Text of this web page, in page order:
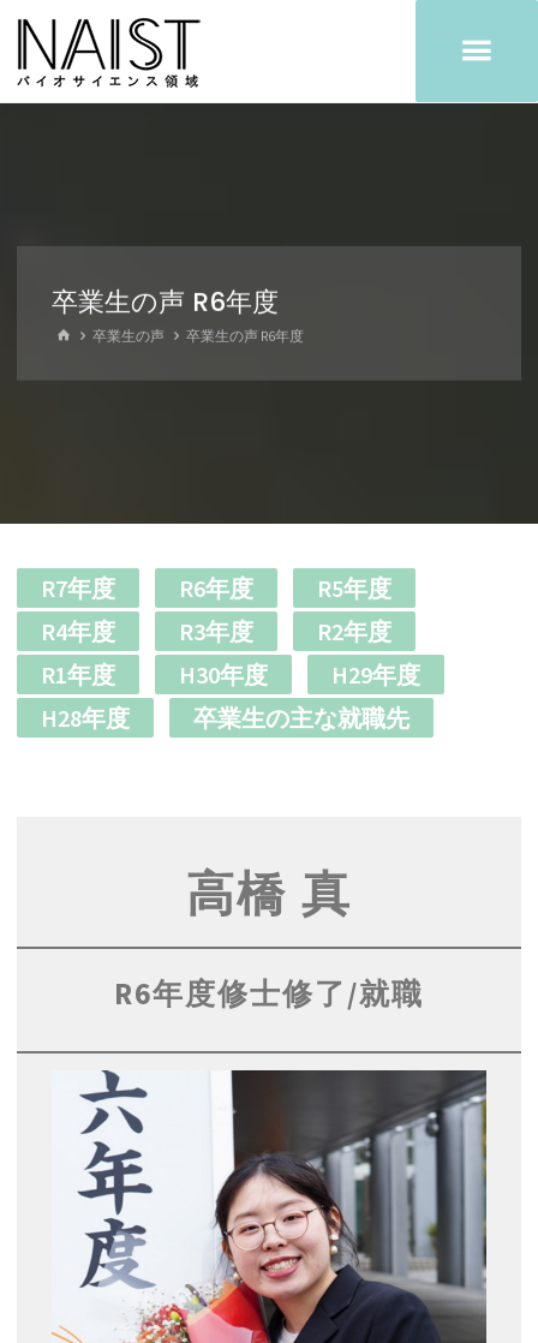
ン
卒業生の声 R6年度
ホ 卒業生の声 卒業生の声 R6年度
R7年度 R6年度
R5年度
R4年度
R3年度
R2年度
R1年度
H30年度
H29年度
H28年度
卒業生の主な就職先
高橋 真
R6年度修士修了/就職